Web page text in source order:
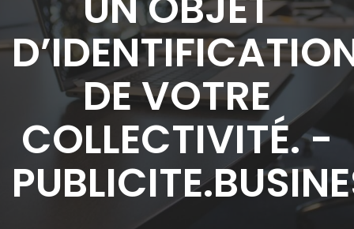
DE VOTRE
COLLECTIVITÉ. -